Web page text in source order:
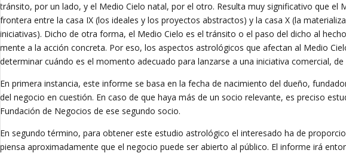
tránsito, por un lado, y el Medio Cielo natal, por el otro. Resulta muy significativo que el
frontera entre la casa IX (los ideales y los proyectos abstractos) y la casa X (la
iniciativas). Dicho de otra forma, el Medio Cielo es el tránsito o el paso del dicho al
mente a la acción concreta. Por eso, los aspectos astrológicos que afectan al Medio
determinar cuándo es el momento adecuado para lanzarse a una iniciativa comercial,
En primera instancia, este informe se basa en la fecha de nacimiento del dueño,
del negocio en cuestión. En caso de que haya más de un socio relevante, es preciso
Fundación de Negocios de ese segundo socio.
En segundo término, para obtener este estudio astrológico el interesado ha de
piensa aproximadamente que el negocio puede ser abierto al público. El informe irá